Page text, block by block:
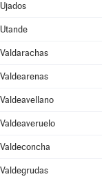
Ujados
Utande
Valdarachas
Valdearenas
Valdeavellano
Valdeaveruelo
Valdeconcha
Valdegrudas